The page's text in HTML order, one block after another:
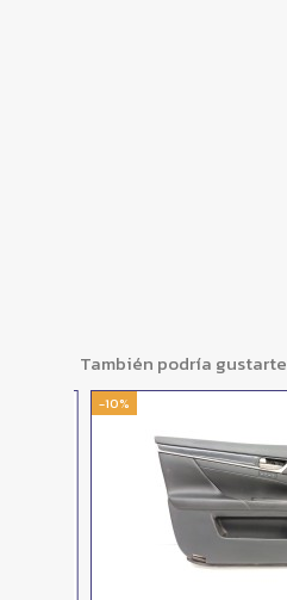
También podría gustarte
-10%